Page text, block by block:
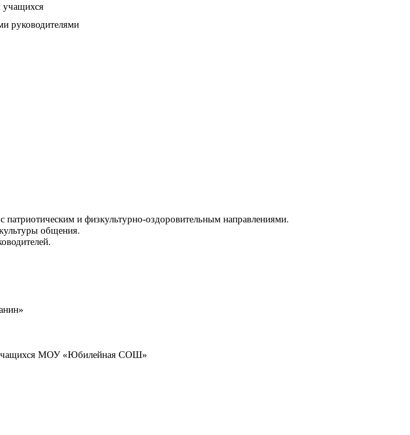
учащихся
руководителями
и физкультурно-оздоровительным направлениями.
общения.
учащихся МОУ «Юбилейная СОШ»